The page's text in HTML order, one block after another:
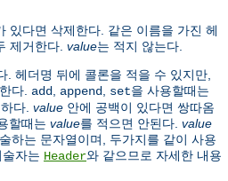
있다면 삭제한다. 같은 이름을 가진 헤
제거한다. value는 적지 않는다.
. 헤더명 뒤에 콜론을 적을 수 있지만,
다. add append set을 사용할때는
다. value 안에 공백이 있다면 쌍따옴
할때는 value를 적으면 안된다. value
하는 문자열이며, 두가지를 같이 사용
자는 Header와 같으므로 자세한 내용